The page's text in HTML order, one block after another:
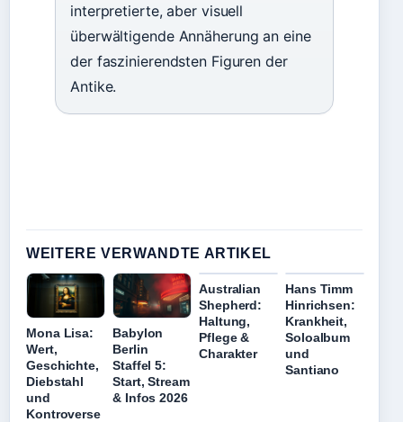
interpretierte, aber visuell
überwältigende Annäherung an eine
der faszinierendsten Figuren der
Antike.
WEITERE VERWANDTE ARTIKEL
Mona Lisa:
Wert,
Geschichte,
Diebstahl
und
Kontroverse
Babylon
Berlin
Staffel 5:
Start, Stream
& Infos 2026
Australian
Shepherd:
Haltung,
Pflege &
Charakter
Hans Timm
Hinrichsen:
Krankheit,
Soloalbum
und
Santiano